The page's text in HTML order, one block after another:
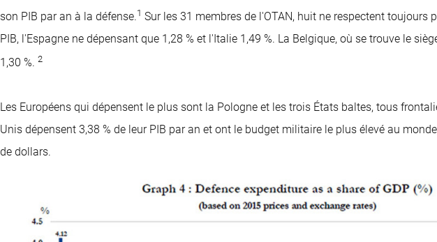
son PIB par an à la défense.1 Sur les 31 membres de l'OTAN, huit ne respectent toujours
PIB, l'Espagne ne dépensant que 1,28 % et l'Italie 1,49 %. La Belgique, où se trouve le
1,30 %. 2
Les Européens qui dépensent le plus sont la Pologne et les trois États baltes, tous
Unis dépensent 3,38 % de leur PIB par an et ont le budget militaire le plus élevé au
de dollars.